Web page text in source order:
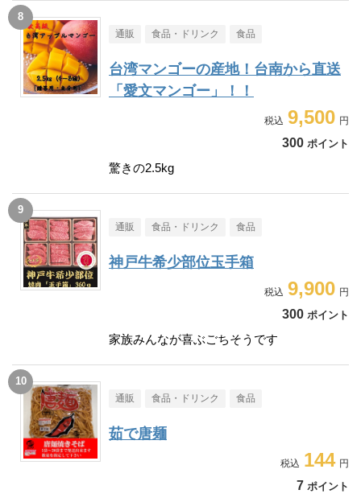
通販 食品・ドリンク 食品
台湾マンゴーの産地！台南から直送
「愛文マンゴー」！！
9,500
300 ポイント
驚きの2.5kg
通販 食品・ドリンク 食品
神戸牛希少部位玉手箱
9,900
300 ポイント
家族みんなが喜ぶごちそうです
通販 食品・ドリンク 食品
茹で唐麺
144
7 ポイント